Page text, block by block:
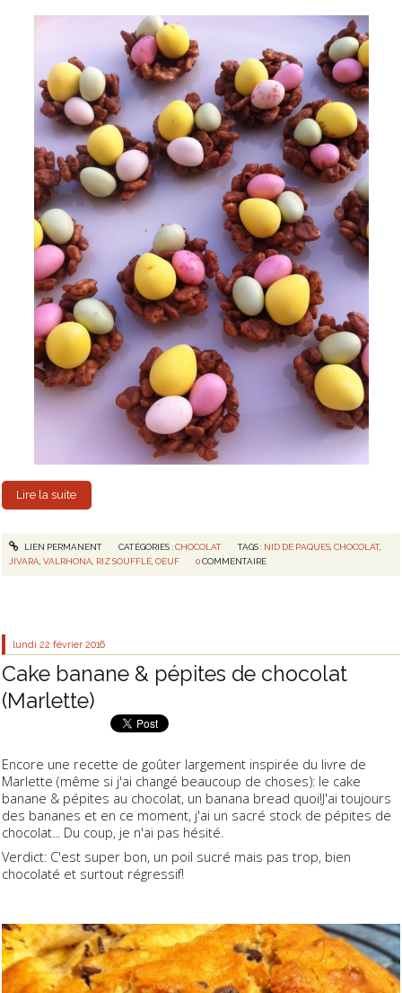
Lire la suite
LIEN PERMANENT CATÉGORIES :CHOCOLAT TAGS : NID DE PAQUES ,CHOCOLAT,
JIVARA ,VALRHONA RIZ SOUFFLÉ ,OEUF 0 COMMENTAIRE
lundi 22 février 2016
Cake banane & pépites de chocolat
(Marlette)
Encore une recette de goûter largement inspirée du livre de
Marlette (même si j'ai changé beaucoup de choses): le cake
banane & pépites au chocolat, un banana bread quoi!J'ai toujours
des bananes et en ce moment, j'ai un sacré stock de pépites de
chocolat... Du coup, je n'ai pas hésité.
Verdict: C'est super bon, un poil sucré mais pas trop, bien
chocolaté et surtout régressif!